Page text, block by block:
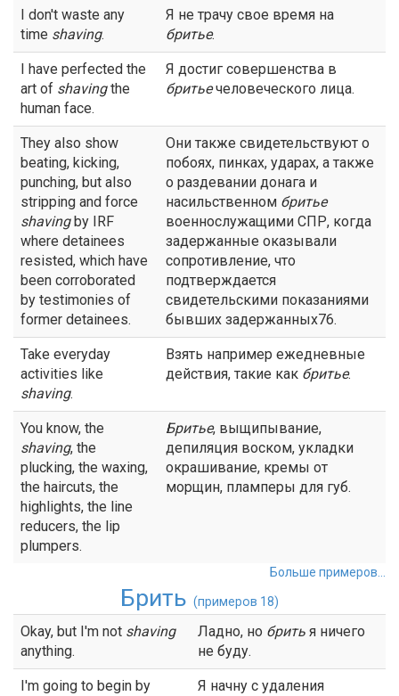
I don't waste any
time shaving.
Я не трачу свое время на
бритье.
I have perfected the
art of shavingthe
human face.
Я достиг совершенства в
бритьечеловеческого лица.
They also show
beating, kicking,
punching, but also
stripping and force
shavingby IRF
where detainees
resisted, which have
been corroborated
by testimonies of
former detainees.
Они также свидетельствуют о
побоях, пинках, ударах, а также
о раздевании донага и
насильственном бритье
военнослужащими СПР, когда
задержанные оказывали
сопротивление, что
подтверждается
свидетельскими показаниями
бывших задержанных76.
Take everyday
activities like
shaving.
Взять например ежедневные
действия, такие как бритье.
You know, the
shaving, the
plucking, the waxing,
the haircuts, the
highlights, the line
reducers, the lip
plumpers.
Бритье, выщипывание,
депиляция воском, укладки
окрашивание, кремы от
морщин, пламперы для губ.
Больше примеров...
Брить (примеров 18)
Okay, but I'm not shaving
anything.
Ладно, но брить я ничего
не буду.
I'm going to begin by
Я начну с удаления